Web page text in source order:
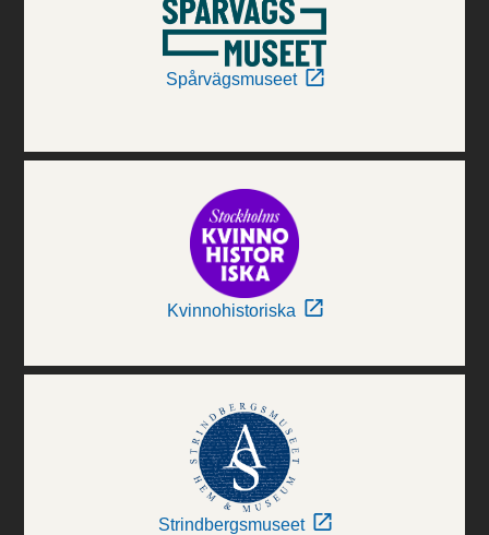
Spårvägsmuseet
Kvinnohistoriska
Strindbergsmuseet